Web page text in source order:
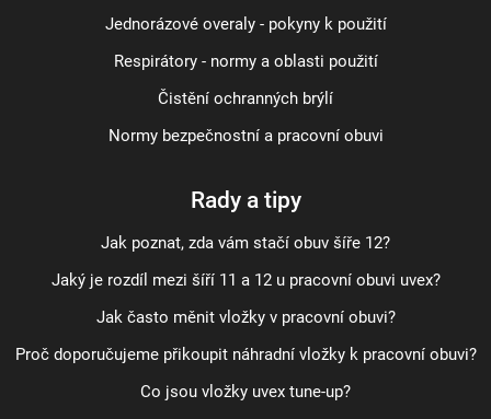
Jednorázové overaly - pokyny k použití
Respirátory - normy a oblasti použití
Čistění ochranných brýlí
Normy bezpečnostní a pracovní obuvi
Rady a tipy
Jak poznat, zda vám stačí obuv šíře 12?
Jaký je rozdíl mezi šíří 11 a 12 u pracovní obuvi uvex?
Jak často měnit vložky v pracovní obuvi?
Proč doporučujeme přikoupit náhradní vložky k pracovní obuvi?
Co jsou vložky uvex tune-up?